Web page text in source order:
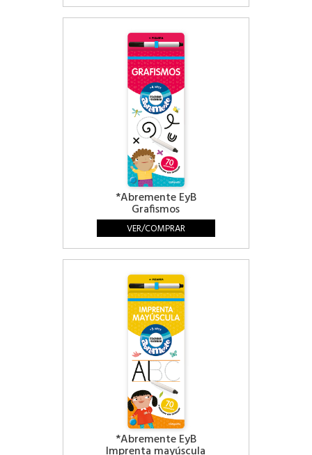
*Abremente EyB
Grafismos
VER/COMPRAR
*Abremente EyB